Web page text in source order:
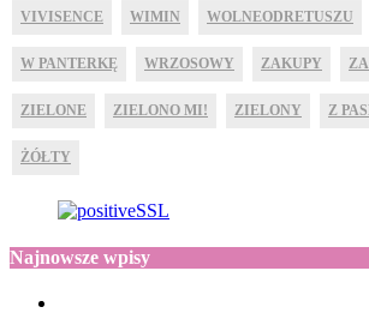
VIVISENCE WIMIN WOLNEODRETUSZU
W PANTERKĘ WRZOSOWY ZAKUPY
ZIELONE ZIELONO MI! ZIELONY Z
ŻÓŁTY
Najnowsze wpisy